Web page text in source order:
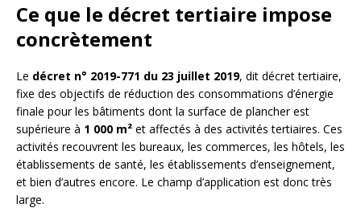
Ce que le décret tertiaire impose
concrètement
Le décret n° 2019-771 du 23 juillet 2019, dit décret tertiaire,
fixe des objectifs de réduction des consommations d’énergie
finale pour les bâtiments dont la surface de plancher est
supérieure à 1 000 m² et affectés à des activités tertiaires. Ces
activités recouvrent les bureaux, les commerces, les hôtels, les
établissements de santé, les établissements d’enseignement,
et bien d’autres encore. Le champ d’application est donc très
large.